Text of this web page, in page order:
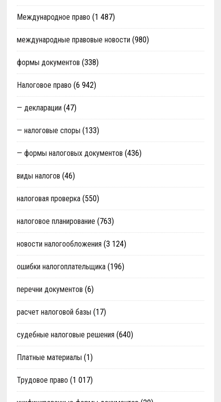
Международное право (1 487)
международные правовые новости (980)
формы документов (338)
Налоговое право (6 942)
— декларации (47)
— налоговые споры (133)
— формы налоговых документов (436)
виды налогов (46)
налоговая проверка(550)
налоговое планирование (763)
новости налогообложения (3 124)
ошибки налогоплательщика(196)
перечни документов (6)
расчет налоговой базы (17)
судебные налоговые решения (640)
Платные материалы (1)
Трудовое право (1 017)